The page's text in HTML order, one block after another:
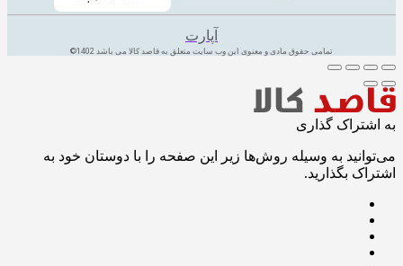
آپارت
تمامی حقوق مادی و معنوی این وب سایت متعلق به قاصد کالا می باشد 1402©
به اشتراک گذاری
می‌توانید به وسیله روش‌ها زیر این صفحه را با دوستان خود به
اشتراک بگذارید.